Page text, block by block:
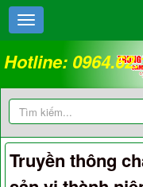
Hotline:
18008262
Truyền thông